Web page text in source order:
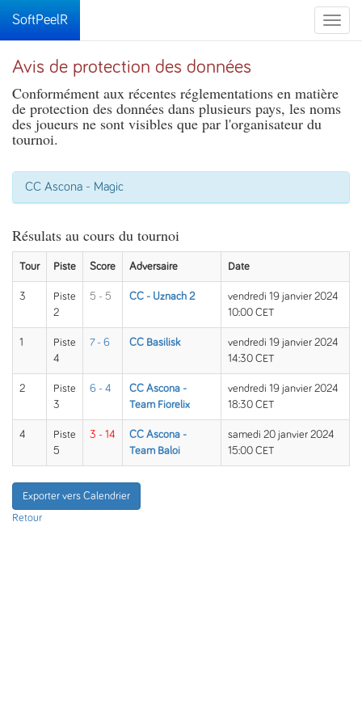
Toggle
SoftPeelR
Avis de protection des données
Conformément aux récentes réglementations en matière
de protection des données dans plusieurs pays, les noms
des joueurs ne sont visibles que par l'organisateur du
tournoi.
CC Ascona - Magic
Résulats au cours du tournoi
Tour Piste Score Adversaire Date
3
Piste
2
5 - 5 CC - Uznach 2
vendredi 19 janvier 2024
10:00 CET
1
Piste
4
7 - 6 CC Basilisk
vendredi 19 janvier 2024
14:30 CET
2
Piste
3
6 - 4
CC Ascona -
Team Fiorelix
vendredi 19 janvier 2024
18:30 CET
4
Piste
5
3 - 14
CC Ascona -
Team Baloi
samedi 20 janvier 2024
15:00 CET
Exporter vers Calendrier
Retour